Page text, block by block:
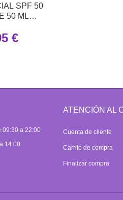
SPF 50
€
09:30 a 22:00
14:00
ATENCIÓN AL
Cuenta de cliente
Carrito de compra
Finalizar compra